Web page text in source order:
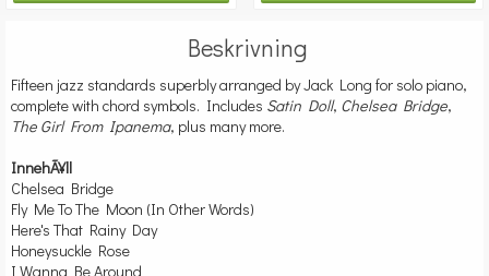
Beskrivning
Fifteen jazz standards superbly arranged by Jack Long for solo piano,
complete with chord symbols. Includes Satin Doll, Chelsea Bridge,
The Girl From Ipanema, plus many more.
InnehÃ¥ll
Chelsea Bridge
Fly Me To The Moon (In Other Words)
Here's That Rainy Day
Honeysuckle Rose
I Wanna Be Around